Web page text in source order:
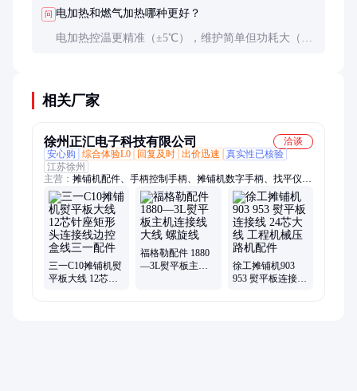
问 电加热和燃气加热哪种更好？
电加热控温更精准（±5℃），维护简单但功耗大（约
相关厂家
徐州正汇电子科技有限公司
洽谈
安心购
综合体验L0 回复及时 出价迅速
真实性已核验
江苏徐州
主营： 摊铺机配件、手柄控制手柄、摊铺机数字手柄、找平仪、
边控盒、横坡仪、36束平衡梁、电源总开关、拉绳传感器、空气
滤、铣刨机保护装置滑轨、震荡驱动皮带、发动机下水管
三一C10摊铺机熨
平板大线 12芯针
福格勒配件 1880
—3L熨平板主机
徐工摊铺机903
953 熨平板连接线